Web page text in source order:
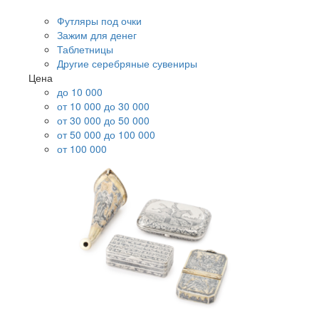
Футляры под очки
Зажим для денег
Таблетницы
Другие серебряные сувениры
Цена
до 10 000
от 10 000 до 30 000
от 30 000 до 50 000
от 50 000 до 100 000
от 100 000